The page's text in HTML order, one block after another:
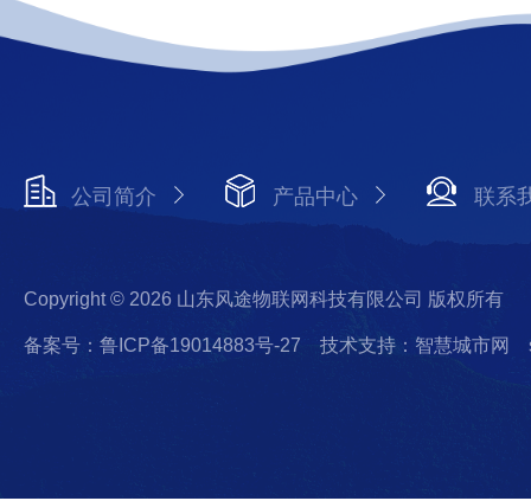
公司简介 产品中心 联系
Copyright © 2026 山东风途物联网科技有限公司 版权所有
备案号：鲁ICP备19014883号-27 技术支持：智慧城市网